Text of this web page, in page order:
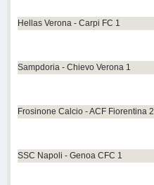
Hellas Verona - Carpi FC 1
Sampdoria - Chievo Verona 1
Frosinone Calcio - ACF Fiorentina 2
SSC Napoli - Genoa CFC 1